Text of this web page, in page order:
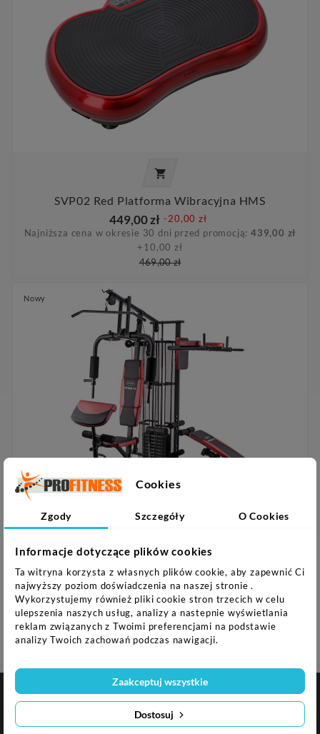

SVP02 Red Platforma Wibracyjna HMS
449,00 zł -20,00 zł
Najniższa cena w okresie 30 dni przed promocją:439,00 zł
+10,00 zł
469,00 zł
Nowy
Tytan 12 Atlas 150 Lbs (67,5 Kg) HMS
2 249,01 zł -50,00 zł
Najniższa cena w okresie 30 dni przed promocją:
2 145,00 zł
+104,01 zł
2 299,01 zł
NASZA FIRMA 
Cookies
Zgody Szczegóły O Cookies
Informacje dotyczące plików cookies
Ta witryna korzysta z własnych plików cookie, aby zapewnić Ci
najwyższy poziom doświadczenia na naszej stronie .
Wykorzystujemy również pliki cookie stron trzecich w celu
ulepszenia naszych usług, analizy a nastepnie wyświetlania
reklam związanych z Twoimi preferencjami na podstawie
analizy Twoich zachowań podczas nawigacji.
Dostosuj
Zaakceptuj wszystkie